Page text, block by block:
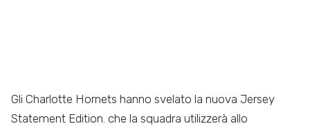
Gli Charlotte Hornets hanno svelato la nuova Jersey
Statement Edition. che la squadra utilizzerà allo